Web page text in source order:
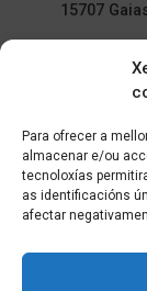
Para ofrecer a
almacenar e/ou
tecnoloxías
as identificacións
afectar
15707
[L-X]
[V] 8:00h -
+34 881